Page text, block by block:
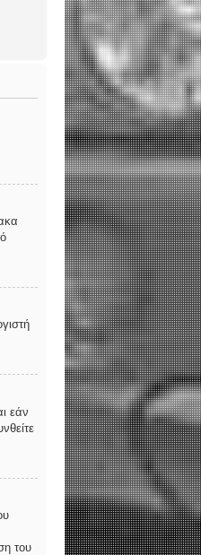
εάν
του